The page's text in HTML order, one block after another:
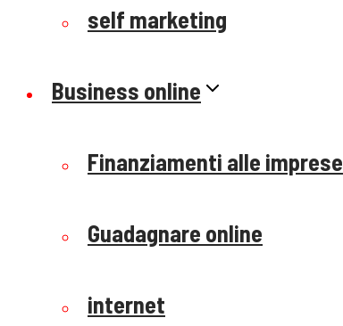
self marketing
Business online
Finanziamenti alle imprese
Guadagnare online
internet